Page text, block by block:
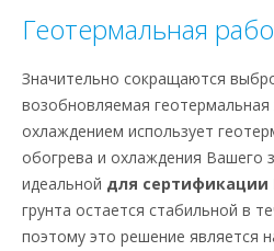
Геотермальная
Значительно сокращаются
возобновляемая геотермальная
охлаждением использует
обогрева и охлаждения Вашего
идеальной для сертификации
грунта остается стабильной в
поэтому это решение является